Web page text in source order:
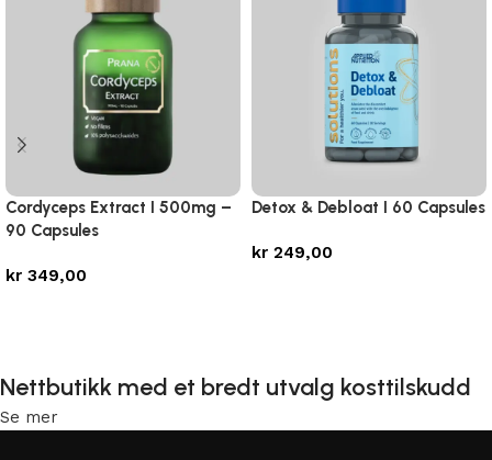
Cordyceps Extract I 500mg –
90 Capsules
kr 349,00
Detox & Debloat I 60 Capsules
kr 249,00
Nettbutikk med et bredt utvalg kosttilskudd
Se mer